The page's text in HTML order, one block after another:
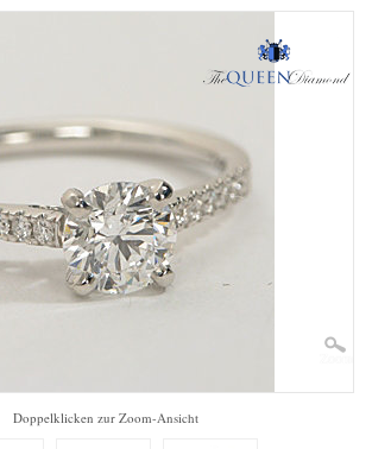
Zoom
Doppelklicken zur Zoom-Ansicht